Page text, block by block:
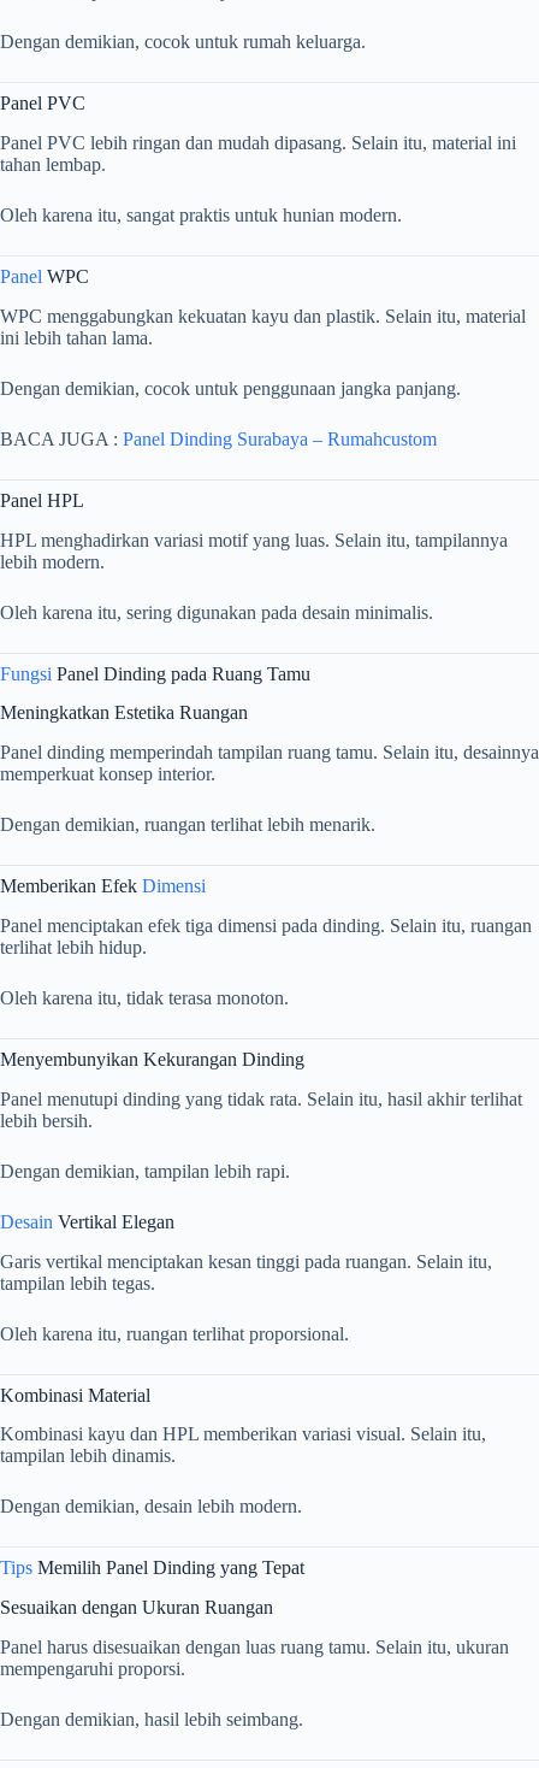
Dengan demikian, cocok untuk rumah keluarga.
Panel PVC
Panel PVC lebih ringan dan mudah dipasang. Selain itu, material ini
tahan lembap.
Oleh karena itu, sangat praktis untuk hunian modern.
Panel WPC
WPC menggabungkan kekuatan kayu dan plastik. Selain itu, material
ini lebih tahan lama.
Dengan demikian, cocok untuk penggunaan jangka panjang.
BACA JUGA : Panel Dinding Surabaya – Rumahcustom
Panel HPL
HPL menghadirkan variasi motif yang luas. Selain itu, tampilannya
lebih modern.
Oleh karena itu, sering digunakan pada desain minimalis.
Fungsi Panel Dinding pada Ruang Tamu
Meningkatkan Estetika Ruangan
Panel dinding memperindah tampilan ruang tamu. Selain itu, desainnya
memperkuat konsep interior.
Dengan demikian, ruangan terlihat lebih menarik.
Memberikan Efek Dimensi
Panel menciptakan efek tiga dimensi pada dinding. Selain itu, ruangan
terlihat lebih hidup.
Oleh karena itu, tidak terasa monoton.
Menyembunyikan Kekurangan Dinding
Panel menutupi dinding yang tidak rata. Selain itu, hasil akhir terlihat
lebih bersih.
Dengan demikian, tampilan lebih rapi.
Desain Vertikal Elegan
Garis vertikal menciptakan kesan tinggi pada ruangan. Selain itu,
tampilan lebih tegas.
Oleh karena itu, ruangan terlihat proporsional.
Kombinasi Material
Kombinasi kayu dan HPL memberikan variasi visual. Selain itu,
tampilan lebih dinamis.
Dengan demikian, desain lebih modern.
Tips Memilih Panel Dinding yang Tepat
Sesuaikan dengan Ukuran Ruangan
Panel harus disesuaikan dengan luas ruang tamu. Selain itu, ukuran
mempengaruhi proporsi.
Dengan demikian, hasil lebih seimbang.